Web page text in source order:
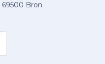
69500 Bron